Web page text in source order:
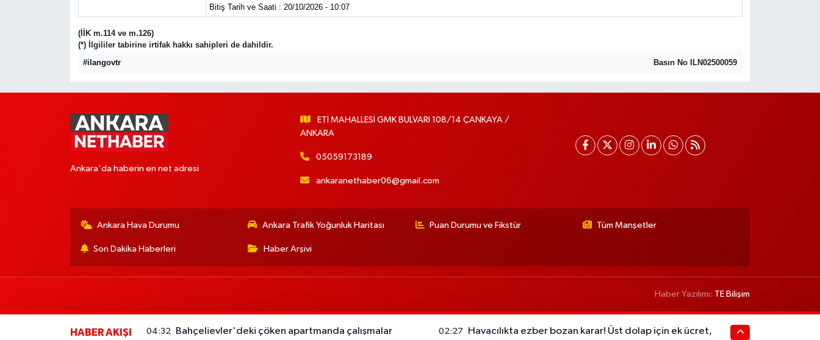
Bitiş Tarih ve Saati : 20/10/2026 - 10:07
(İİK m.114 ve m.126)
(*) İlgililer tabirine irtifak hakkı sahipleri de dahildir.
#ilangovtr
Basın No ILN02500059
Ankara'da haberin en net adresi
ETİ MAHALLESİ GMK BULVARI 108/14 ÇANKAYA /
ANKARA
05059173189
ankaranethaber06@gmail.com
Ankara Hava Durumu Ankara Trafik Yoğunluk Haritası Puan Durumu ve Fikstür Tüm Manşetler
Son Dakika Haberleri Haber Arşivi
Haber Yazılımı: TE Bilişim
HABER AKIŞI 04:32
Bahçelievler'deki çöken apartmanda çalışmalar
02:27
Havacılıkta ezber bozan karar! Üst dolap için ek ücret,